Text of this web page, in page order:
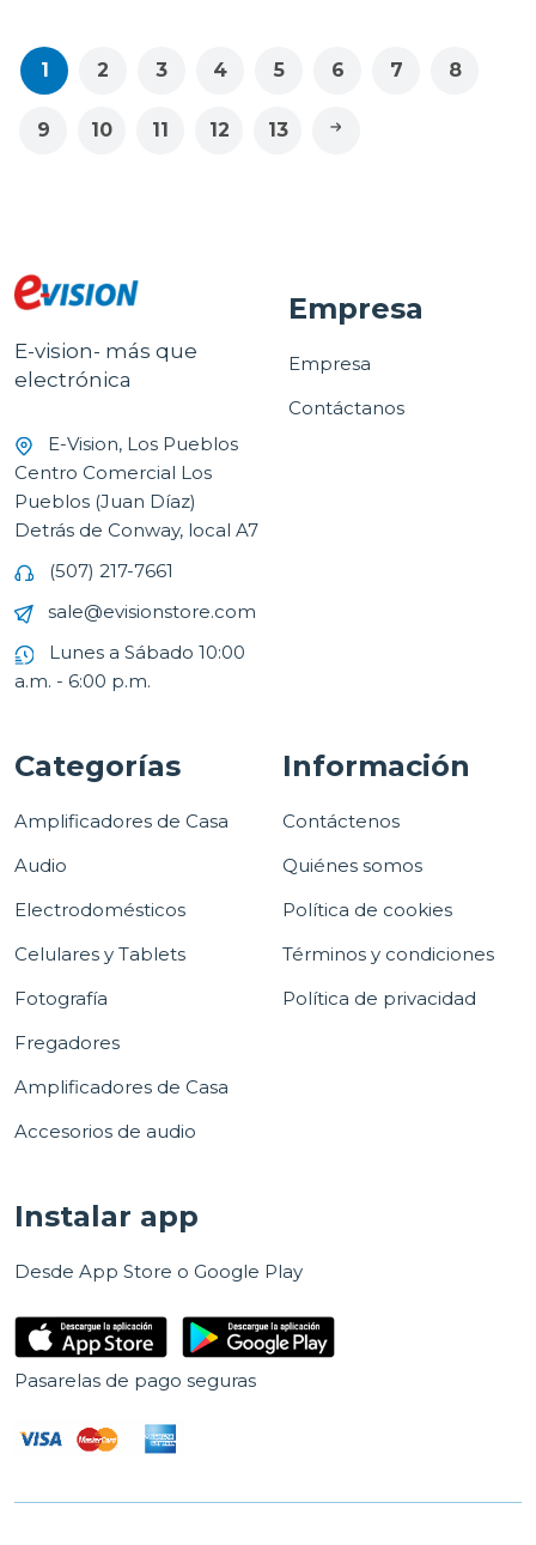
1 2 3 4 5 6 7 8
9 10 11 12 13
E-vision- más que
electrónica
E-Vision, Los Pueblos
Centro Comercial Los
Pueblos (Juan Díaz)
Detrás de Conway, local A7
(507) 217-7661
sale@evisionstore.com
Lunes a Sábado 10:00
a.m. - 6:00 p.m.
Empresa
Empresa
Contáctanos
Categorías
Amplificadores de Casa
Audio
Electrodomésticos
Celulares y Tablets
Fotografía
Fregadores
Amplificadores de Casa
Accesorios de audio
Información
Contáctenos
Quiénes somos
Política de cookies
Términos y condiciones
Política de privacidad
Instalar app
Desde App Store o Google Play
Pasarelas de pago seguras